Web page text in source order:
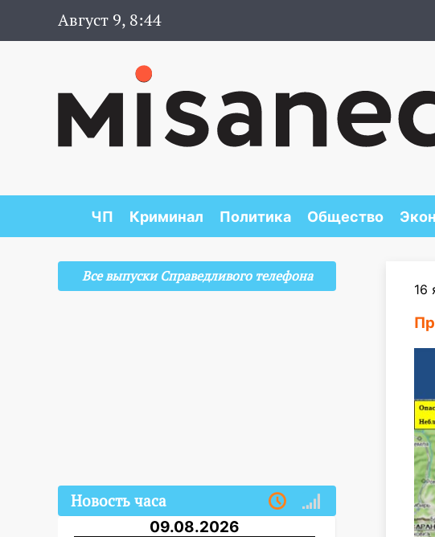
Август 9, 8:44
ЧП Криминал Политика Общество
16
Все выпуски Справедливого телефона
Новость часа
09.08.2026